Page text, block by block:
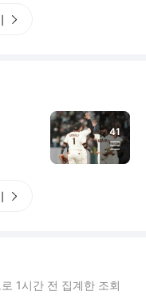
41
1시간 전 집계한 조회